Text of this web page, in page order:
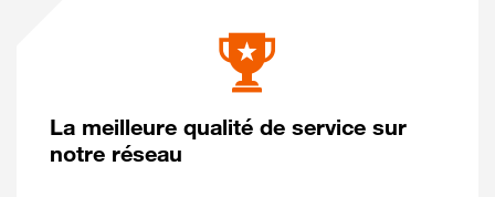
La meilleure qualité de service sur
notre réseau